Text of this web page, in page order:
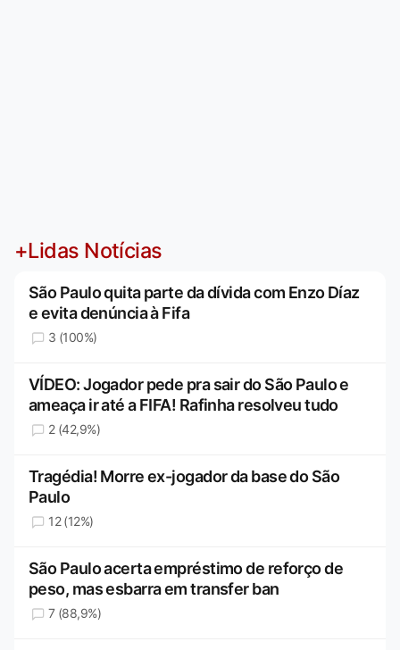
+Lidas Notícias
São Paulo quita parte da dívida com Enzo Díaz
e evita denúncia à Fifa
3 (100%)
VÍDEO: Jogador pede pra sair do São Paulo e
ameaça ir até a FIFA! Rafinha resolveu tudo
2 (42,9%)
Tragédia! Morre ex-jogador da base do São
Paulo
12 (12%)
São Paulo acerta empréstimo de reforço de
peso, mas esbarra em transfer ban
7 (88,9%)